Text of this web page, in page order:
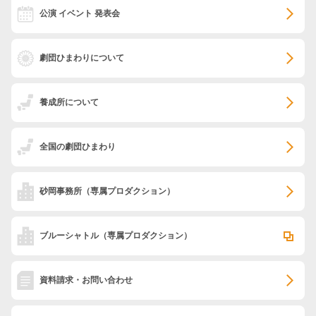
公演 イベント 発表会
劇団ひまわりについて
養成所について
全国の劇団ひまわり
砂岡事務所 （専属プロダクション）
ブルーシャトル（専属プロダクション）
資料請求・お問い合わせ